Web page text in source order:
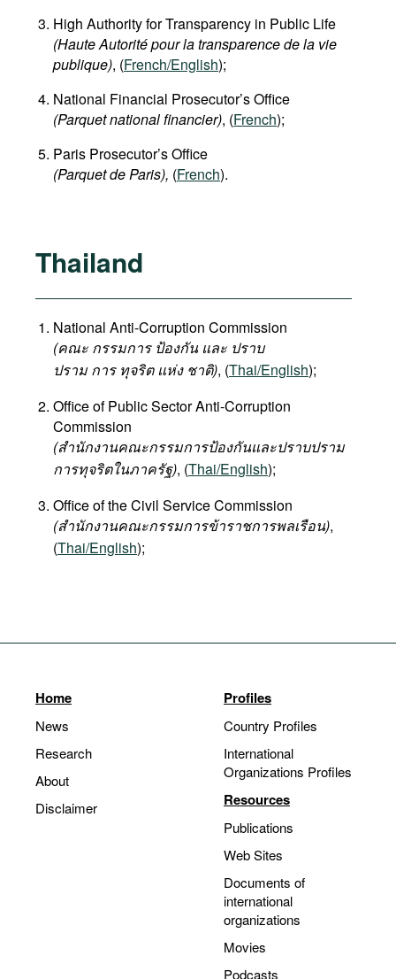
High Authority for Transparency in Public Life
(Haute Autorité pour la transparence de la vie
publique), (French/English);
National Financial Prosecutor’s Office
(Parquet national financier), (French);
Paris Prosecutor’s Office
(Parquet de Paris), (French).
Thailand
National Anti-Corruption Commission
(คณะ กรรมการ ป้องกัน และ ปราบ
ปราม การ ทุจริต แห่ง ชาติ), (Thai/English);
Office of Public Sector Anti-Corruption
Commission
(สำนักงานคณะกรรมการป้องกันและปราบปราม
การทุจริตในภาครัฐ), (Thai/English);
Office of the Civil Service Commission
(สำนักงานคณะกรรมการข้าราชการพลเรือน),
(Thai/English);
Home
News
Research
About
Disclaimer
Profiles
Country Profiles
International
Organizations Profiles
Resources
Publications
Web Sites
Documents of
international
organizations
Movies
Podcasts